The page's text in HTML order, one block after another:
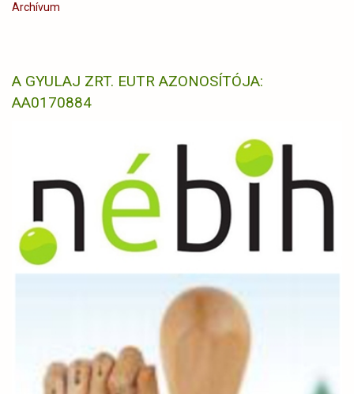
Archívum
A GYULAJ ZRT. EUTR AZONOSÍTÓJA:
AA0170884